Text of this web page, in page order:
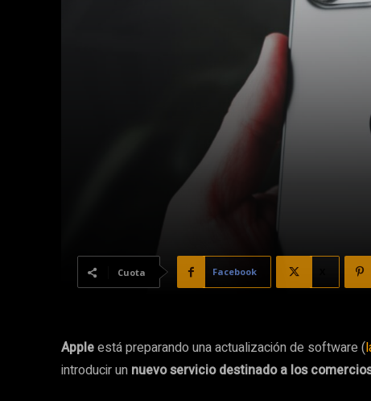
Cuota Facebook
Appleestá preparando una actualización de software (
introducir un nuevo servicio destinado a los